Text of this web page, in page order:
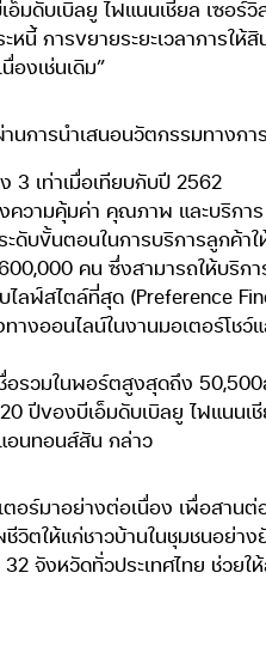
ดับเบิลยู ไฟแนนเชียล เซอร์
การขยายระยะเวลาการให้
งเช่นเดิม”
การนำเสนอนวัตกรรมทางกา
3 เท่าเมื่อเทียบกับปี 2562
ความคุ้มค่า คุณภาพ และบริการ
ะดับขั้นตอนในการบริการลูกค้า
คน ซึ่งสามารถให้บริก
ลฟ์สไตล์ที่สุด (Preference
ออนไลน์ในงานมอเตอร์โชว์
รวมในพอร์ตสูงสุดถึง
ปีของบีเอ็มดับเบิลยู ไฟแนนเ
อนทอนส์สัน กล่าว
อร์มาอย่างต่อเนื่อง เพื่อสา
ตให้แก่ชาวบ้านในชุมชนอย่า
จังหวัดทั่วประเทศไทย ช่วยใ